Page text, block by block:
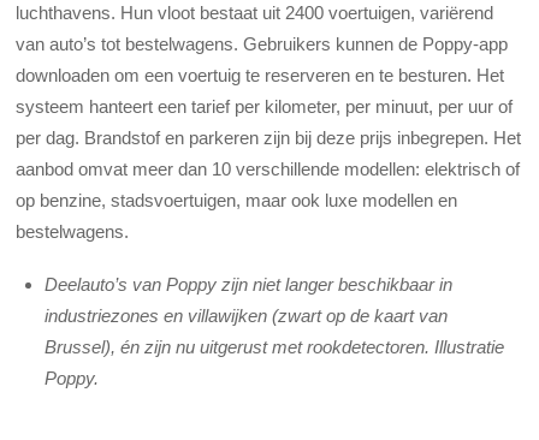
luchthavens. Hun vloot bestaat uit 2400 voertuigen, variërend
van auto’s tot bestelwagens. Gebruikers kunnen de Poppy-app
downloaden om een voertuig te reserveren en te besturen. Het
systeem hanteert een tarief per kilometer, per minuut, per uur of
per dag. Brandstof en parkeren zijn bij deze prijs inbegrepen. Het
aanbod omvat meer dan 10 verschillende modellen: elektrisch of
op benzine, stadsvoertuigen, maar ook luxe modellen en
bestelwagens.
Deelauto’s van Poppy zijn niet langer beschikbaar in
industriezones en villawijken (zwart op de kaart van
Brussel), én zijn nu uitgerust met rookdetectoren. Illustratie
Poppy.